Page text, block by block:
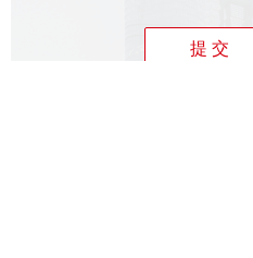
提 交